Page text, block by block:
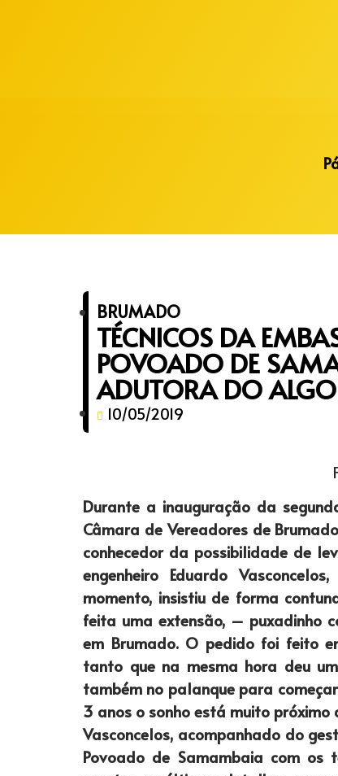
BRUMADO
TÉCNICOS DA
POVOADO DE
ADUTORA DO
10/05/2019
Durante a inauguração da
Câmara de Vereadores de
conhecedor da possibilidade de
engenheiro Eduardo
momento, insistiu de forma
feita uma extensão, – puxadinho
em Brumado. O pedido foi feito
tanto que na mesma hora deu
também no palanque para
3 anos o sonho está muito próximo
Vasconcelos, acompanhado do
Povoado de Samambaia com os